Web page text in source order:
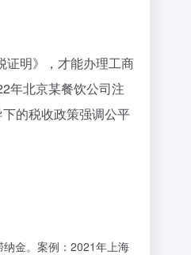
证明》，才能办理工商
年北京某餐饮公司注
的税收政策强调公平
金。案例：2021年上海